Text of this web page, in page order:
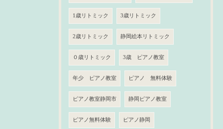
1歳リトミック 3歳リトミック
2歳リトミック 静岡絵本リトミック
０歳リトミック 3歳 ピアノ教室
年少 ピアノ教室 ピアノ 無料体験
ピアノ教室静岡市 静岡ピアノ教室
ピアノ無料体験 ピアノ静岡